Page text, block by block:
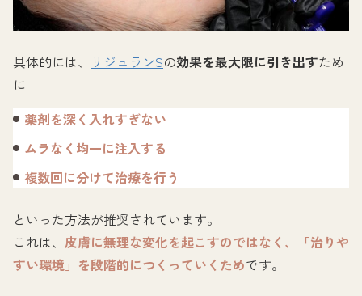
具体的には、 リジュランSの効果を最大限に引き出すため
に
薬剤を深く入れすぎない
ムラなく均一に注入する
複数回に分けて治療を行う
といった方法が推奨されています。
これは、 皮膚に無理な変化を起こすのではなく、「治りや
すい環境」を段階的につくっていくためです。